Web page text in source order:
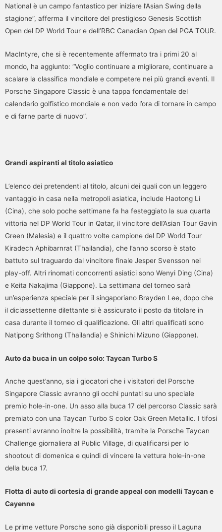
National è un campo fantastico per iniziare l’Asian Swing della
stagione”, afferma il vincitore del prestigioso Genesis Scottish
Open del DP World Tour e dell’RBC Canadian Open del PGA TOUR.
MacIntyre, che si è recentemente affermato tra i primi 20 al
mondo, ha aggiunto: “Voglio continuare a migliorare, continuare a
scalare la classifica mondiale e competere nei più grandi eventi. Il
Porsche Singapore Classic è una tappa fondamentale del
calendario golfistico mondiale e non vedo l’ora di tornare in campo
e di farne parte di nuovo”.
Grandi aspiranti al titolo asiatico
L’elenco dei pretendenti al titolo, alcuni dei quali con un leggero
vantaggio in casa nella metropoli asiatica, include Haotong Li
(Cina), che solo poche settimane fa ha festeggiato la sua quarta
vittoria nel DP World Tour in Qatar, il vincitore dell’Asian Tour Gavin
Green (Malesia) e il quattro volte campione del DP World Tour
Kiradech Aphibarnrat (Thailandia), che l’anno scorso è stato
battuto sul traguardo dal vincitore finale Jesper Svensson nei
play-off. Altri rinomati concorrenti asiatici sono Wenyi Ding (Cina)
e Keita Nakajima (Giappone). La settimana del torneo sarà
un’esperienza speciale per il singaporiano Brayden Lee, dopo che
il diciassettenne dilettante si è assicurato il posto da titolare in
casa durante il torneo di qualificazione. Gli altri qualificati sono
Natipong Srithong (Thailandia) e Shinichi Mizuno (Giappone).
Auto da buca in un colpo solo: Taycan Turbo S
Anche quest’anno, sia i giocatori che i visitatori del Porsche
Singapore Classic avranno gli occhi puntati su uno speciale
premio hole-in-one. Un asso alla buca 17 del percorso Classic sarà
premiato con una Taycan Turbo S color Oak Green Metallic. I tifosi
presenti avranno inoltre la possibilità, tramite la Porsche Taycan
Challenge giornaliera al Public Village, di qualificarsi per lo
shootout di domenica e quindi di vincere la vettura hole-in-one
della buca 17.
Flotta di auto di cortesia di grande appeal con modelli Taycan e
Cayenne
Le prime vetture Porsche sono già disponibili presso il Laguna